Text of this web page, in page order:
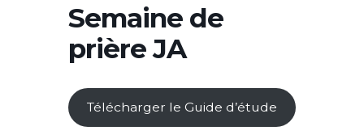
Semaine de
prière JA
Télécharger le Guide d’étude